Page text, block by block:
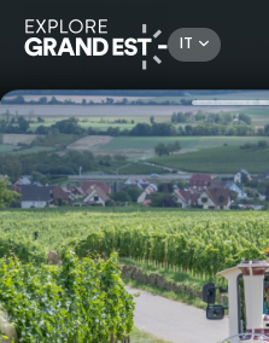
IT
Escursioni Treno